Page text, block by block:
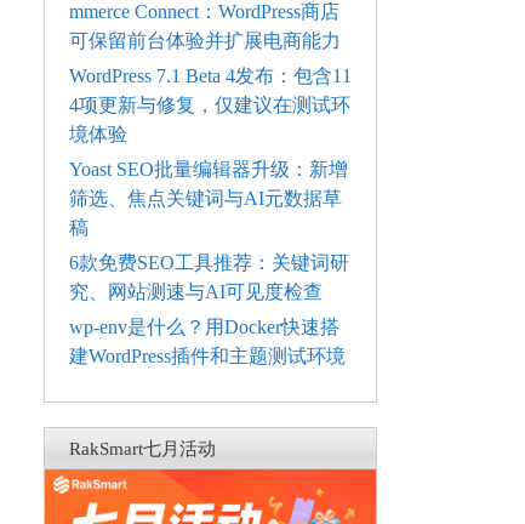
mmerce Connect：WordPress商店
可保留前台体验并扩展电商能力
WordPress 7.1 Beta 4发布：包含11
4项更新与修复，仅建议在测试环
境体验
Yoast SEO批量编辑器升级：新增
筛选、焦点关键词与AI元数据草
稿
6款免费SEO工具推荐：关键词研
究、网站测速与AI可见度检查
wp-env是什么？用Docker快速搭
建WordPress插件和主题测试环境
RakSmart七月活动